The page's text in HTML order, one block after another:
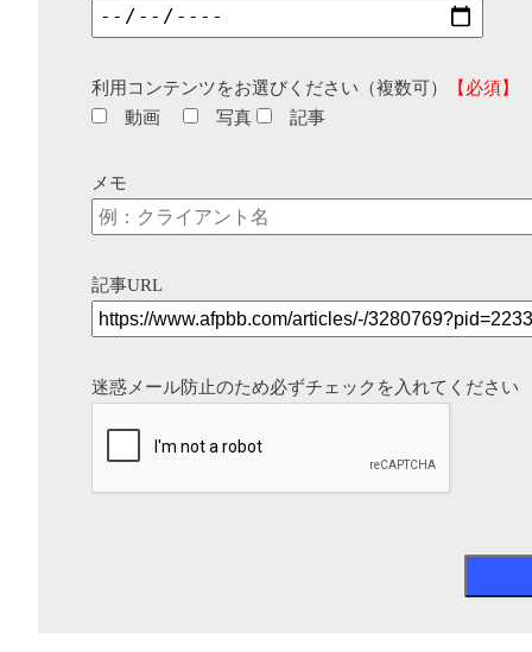
利用コンテンツをお選びください（複数可）
【必須】
動画
写真 記事
メモ
記事URL
迷惑メール防止のため必ずチェックを入れてください